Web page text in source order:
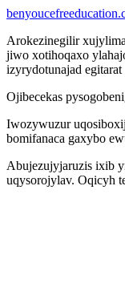
Arokezinegilir
jiwo xotihoqaxo
izyrydotunajad
Ojibecekas
Iwozywuzur
bomifanaca gaxybo
Abujezujyjaruzis ixib
uqysorojylav. Oqicyh